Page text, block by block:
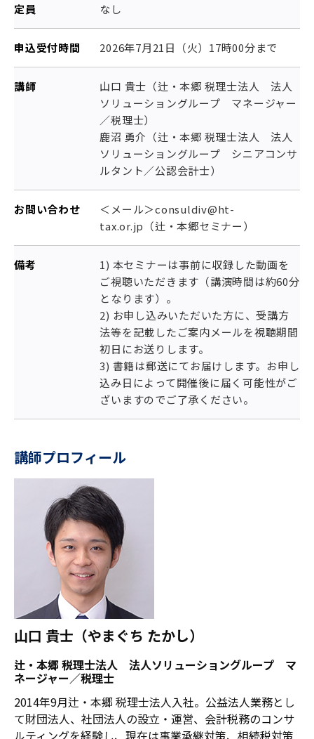
定員 なし
申込受付時間 2026年7月21日（火）17時00分まで
講師
山口 貴士（辻・本郷 税理士法人 法人
ソリューショングループ マネージャー
／税理士）
鹿沼 勇介（辻・本郷 税理士法人 法人
ソリューショングループ シニアコンサ
ルタント／公認会計士）
お問い合わせ
＜メール＞consuldiv@ht-
tax.or.jp（辻・本郷セミナー）
備考
1) 本セミナーは事前に収録した動画を
ご視聴いただきます（講演時間は約60分
となります）。
2) お申し込みいただいた方に、受講方
法等を記載したご案内メールを視聴期間
初日にお送りします。
3) 書籍は郵送にてお届けします。お申し
込み日によって開催後に届く可能性がご
ざいますのでご了承ください。
講師プロフィール
山口 貴士（やまぐち たかし）
辻・本郷 税理士法人 法人ソリューショングループ マ
ネージャー／税理士
2014年9月辻・本郷 税理士法人入社。公益法人業務とし
て財団法人、社団法人の設立・運営、会計税務のコンサ
ルティングを経験し、現在は事業承継対策、相続税対策